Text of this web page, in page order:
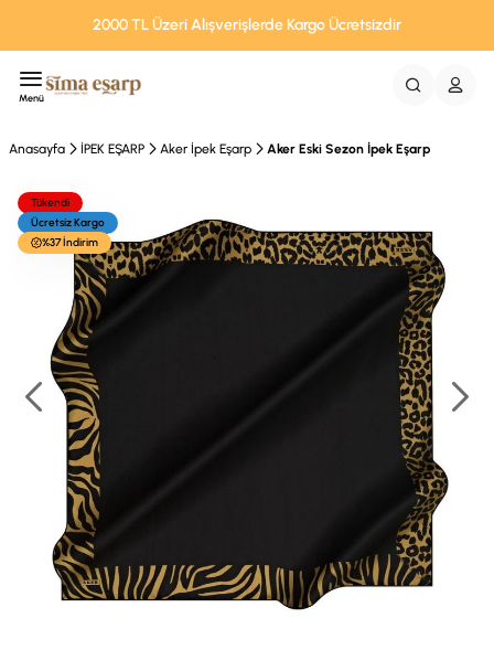
2000 TL Üzeri Alışverişlerde Kargo Ücretsizdir
Menü
Anasayfa İPEK EŞARP Aker İpek Eşarp Aker Eski Sezon İpek Eşarp
Tükendi
Ücretsiz Kargo
%37 İndirim